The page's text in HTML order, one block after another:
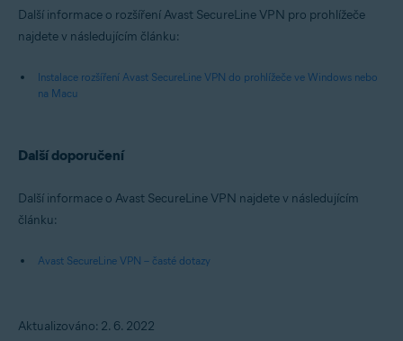
Další informace o rozšíření Avast SecureLine VPN pro prohlížeče
najdete v následujícím článku:
Instalace rozšíření Avast SecureLine VPN do prohlížeče ve Windows nebo
na Macu
Další doporučení
Další informace o Avast SecureLine VPN najdete v následujícím
článku:
Avast SecureLine VPN – časté dotazy
Aktualizováno: 2. 6. 2022